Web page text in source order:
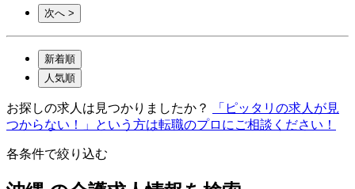
次へ >
新着順
人気順
お探しの求人は見つかりましたか？
「ピッタリの求人が見
つからない！」という方は転職のプロにご相談ください！
各条件で絞り込む